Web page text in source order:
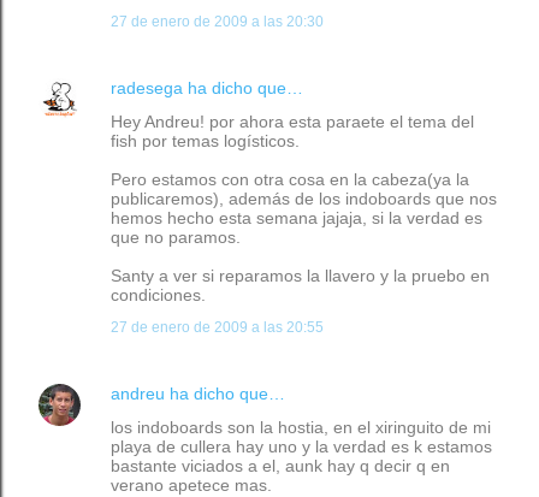
27 de enero de 2009 a las 20:30
radesega ha dicho que…
Hey Andreu! por ahora esta paraete el tema del
fish por temas logísticos.
Pero estamos con otra cosa en la cabeza(ya la
publicaremos), además de los indoboards que nos
hemos hecho esta semana jajaja, si la verdad es
que no paramos.
Santy a ver si reparamos la llavero y la pruebo en
condiciones.
27 de enero de 2009 a las 20:55
andreu ha dicho que…
los indoboards son la hostia, en el xiringuito de mi
playa de cullera hay uno y la verdad es k estamos
bastante viciados a el, aunk hay q decir q en
verano apetece mas.